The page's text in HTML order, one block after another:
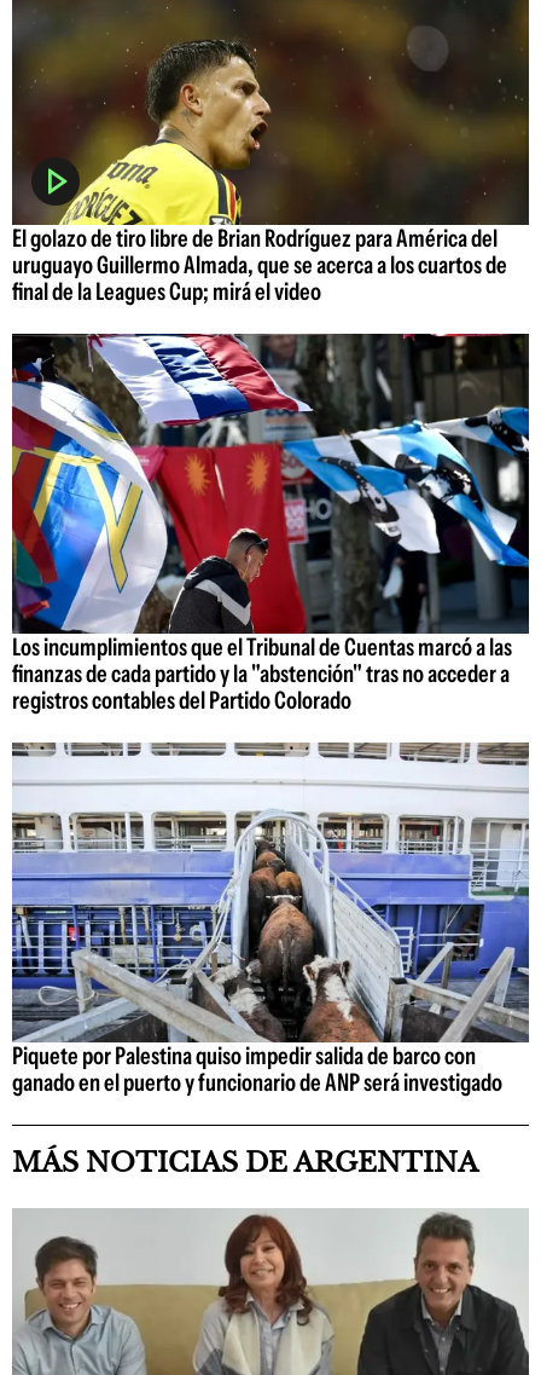
El golazo de tiro libre de Brian Rodríguez para América del
uruguayo Guillermo Almada, que se acerca a los cuartos de
final de la Leagues Cup; mirá el video
Los incumplimientos que el Tribunal de Cuentas marcó a las
finanzas de cada partido y la "abstención" tras no acceder a
registros contables del Partido Colorado
Piquete por Palestina quiso impedir salida de barco con
ganado en el puerto y funcionario de ANP será investigado
MÁS NOTICIAS DE ARGENTINA